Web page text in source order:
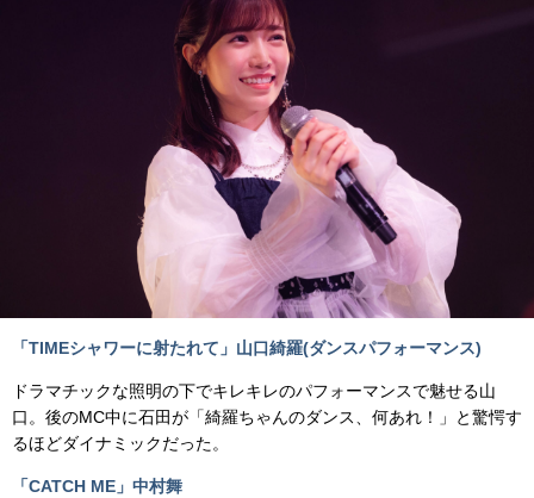
「TIMEシャワーに射たれて」山口綺羅(ダンスパフォーマンス)
ドラマチックな照明の下でキレキレのパフォーマンスで魅せる山
口。後のMC中に石田が「綺羅ちゃんのダンス、何あれ！」と驚愕す
るほどダイナミックだった。
「CATCH ME」中村舞